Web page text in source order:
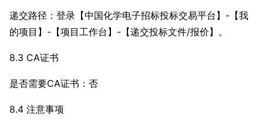
递交路径：登录【中国化学电子招标投标交易平台】-【我
的项目】-【项目工作台】-【递交投标文件/报价】。
8.3 CA证书
是否需要CA证书：否
8.4 注意事项